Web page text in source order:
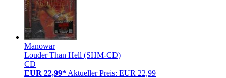
Manowar
Louder Than Hell (SHM-CD)
CD
EUR 22,99* Aktueller Preis: EUR 22,99